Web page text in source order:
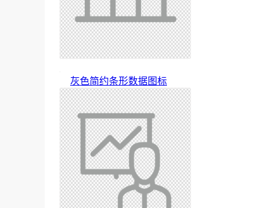
灰色简约条形数据图标